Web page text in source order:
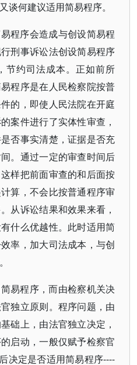
谈何建议适用简易程序。
程序会造成与创设简易程
刑事诉讼法创设简易程序
节约司法成本。正如前所
程序是在人民检察院按普
的，即使人民法院在开庭
案件进行了实体性审查，
否事实清楚，证据是否充
。通过一定的审查时间后
样把前面审查的和后面按
算，不会比按普通程序审
从诉讼结果和效果来看，
什么优越性。此时适用简
率，加大司法成本，与创
易程序，而由检察机关决
独立原则。程序问题，由
础上，由法官独立决定，
启动，一般仅赋予检察官
决定是否适用简易程序----